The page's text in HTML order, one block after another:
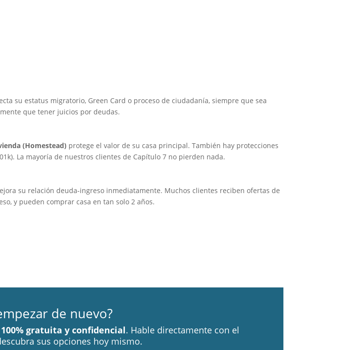
su estatus migratorio, Green Card o proceso de ciudadanía, siempre que sea
que tener juicios por deudas.
(Homestead) protege el valor de su casa principal. También hay protecciones
La mayoría de nuestros clientes de Capítulo 7 no pierden nada.
su relación deuda-ingreso inmediatamente. Muchos clientes reciben ofertas de
y pueden comprar casa en tan solo 2 años.
de nuevo?
100% gratuita y confidencial. Hable directamente con el
sus opciones hoy mismo.